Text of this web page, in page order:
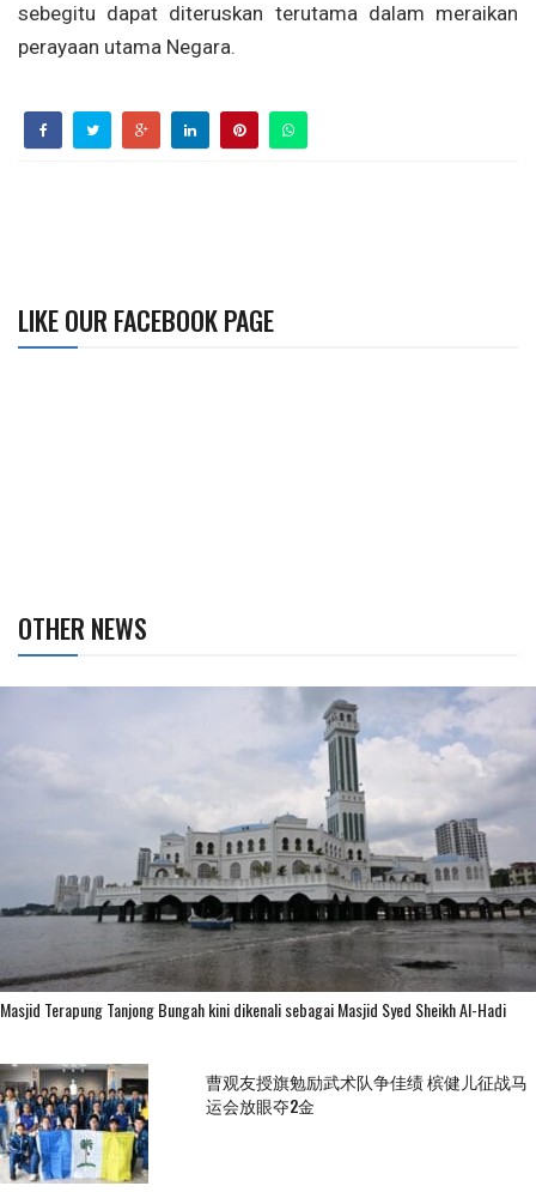
sebegitu dapat diteruskan terutama dalam meraikan
perayaan utama Negara.
LIKE OUR FACEBOOK PAGE
OTHER NEWS
Masjid Terapung Tanjong Bungah kini dikenali sebagai Masjid Syed Sheikh Al-Hadi
曹观友授旗勉励武术队争佳绩 槟健儿征战马
运会放眼夺2金